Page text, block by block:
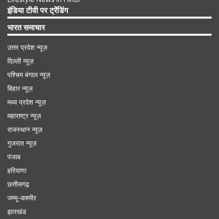
सकते हैं। हार्दिक ने भारतीय टीम के लिए टी20 इंटरनेशनल
क्रिकेट में साल 2016 में डेब्यू किया था। इसके बाद उन्होंने
109 T20I मैचों में 1700 रन बनाए हैं और 89 विकेट भी
हासिल किए हैं। उनके अनुभव को देखते हुए उनका प्लेइंग
इलेवन में खेलना बिल्कुल तय माना जा रहा है।
इंडिया टीवी पर ट्रेंडिंग
भारत समाचार
उत्तर प्रदेश न्यूज़
दिल्ली न्यूज़
पश्चिम बंगाल न्यूज़
बिहार न्यूज़
मध्य प्रदेश न्यूज़
महाराष्ट्र न्यूज़
राजस्थान न्यूज़
गुजरात न्यूज़
पंजाब
हरियाणा
छत्तीसगढ़
जम्मू-कश्मीर
झारखंड